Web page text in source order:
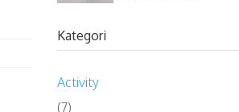
Kategori
Activity
(7)